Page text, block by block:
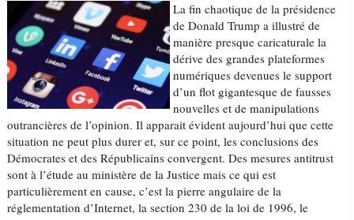
La fin chaotique de la présidence
de Donald Trump a illustré de
manière presque caricaturale la
dérive des grandes plateformes
numériques devenues le support
d’un flot gigantesque de fausses
nouvelles et de manipulations
outrancières de l’opinion. Il apparait évident aujourd’hui que cette
situation ne peut plus durer et, sur ce point, les conclusions des
Démocrates et des Républicains convergent. Des mesures antitrust
sont à l’étude au ministère de la Justice mais ce qui est
particulièrement en cause, c’est la pierre angulaire de la
réglementation d’Internet, la section 230 de la loi de 1996, le